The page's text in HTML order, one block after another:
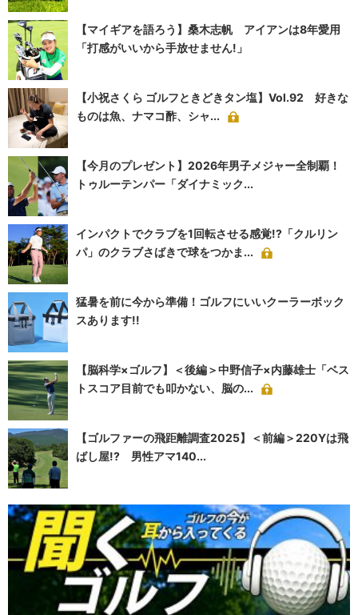
【マイギアを語ろう】桑木志帆 アイアンは8年愛用
「打感がいいから手放せません!」
【小祝さくら ゴルフときどきタン塩】Vol.92 好きな
ものは魚、ナマコ酢、シャ...
【今月のプレゼント】2026年男子メジャー全制覇！
トゥルーテンパー「ダイナミック...
インパクトでクラブを1回転させる感覚!?「クルリン
パ」のクラブさばきで球をつかま...
猛暑を前に今から準備！ゴルフにいいクーラーボック
スあります!!
【脳科学×ゴルフ】＜後編＞中野信子×内藤雄士「ベス
トスコア目前でも叩かない、脳の...
【ゴルファーの飛距離調査2025】＜前編＞220Yは飛
ばし屋!? 男性アマ140...